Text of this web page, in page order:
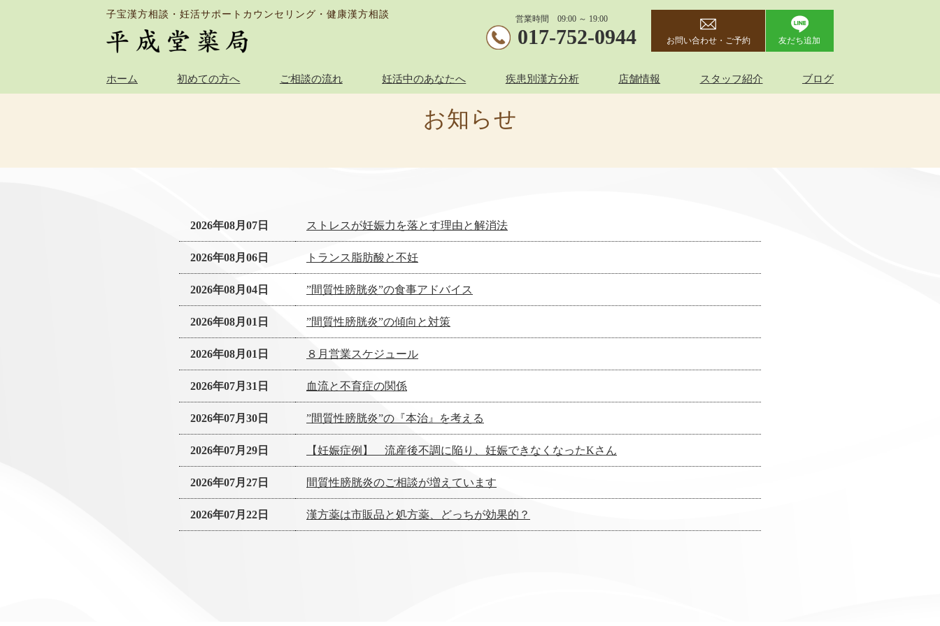
子宝漢方相談・妊活サポートカウンセリング・健康漢方相談 営業時間 09:00 ～ 19:00
017-752-0944 お問い合わせ・ご予約 友だち追加
ホーム 初めての方へ ご相談の流れ 妊活中のあなたへ 疾患別漢方分析 店舗情報 スタッフ紹介 ブログ
お知らせ
2026年08月07日 ストレスが妊娠力を落とす理由と解消法
2026年08月06日 トランス脂肪酸と不妊
2026年08月04日 ”間質性膀胱炎”の食事アドバイス
2026年08月01日 ”間質性膀胱炎”の傾向と対策
2026年08月01日 ８月営業スケジュール
2026年07月31日 血流と不育症の関係
2026年07月30日 ”間質性膀胱炎”の『本治』を考える
2026年07月29日 【妊娠症例】 流産後不調に陥り、妊娠できなくなったKさん
2026年07月27日 間質性膀胱炎のご相談が増えています
2026年07月22日 漢方薬は市販品と処方薬、どっちが効果的？